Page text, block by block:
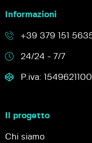
Informazioni
+39 379 151
24/24 - 7/7
P.iva:
Il progetto
Chi siamo